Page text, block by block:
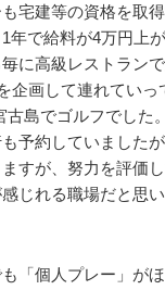
宅建等の資格を取
年で給料が4万円上
に高級レストラン
企画して連れていっ
島でゴルフでした。
予約していました
すが、努力を評価し
じれる職場だと思い
「個人プレー」がほ